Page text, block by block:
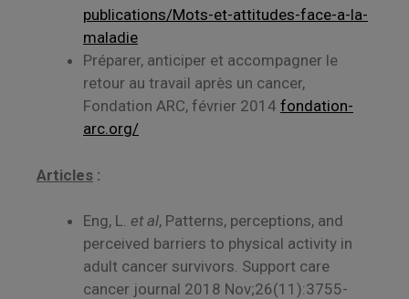
publications/Mots-et-attitudes-face-a-la-
maladie
Préparer, anticiper et accompagner le
retour au travail après un cancer,
Fondation ARC, février 2014 fondation-
arc.org/
Articles :
Eng, L. et al, Patterns, perceptions, and
perceived barriers to physical activity in
adult cancer survivors. Support care
cancer journal 2018 Nov;26(11):3755-